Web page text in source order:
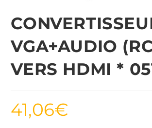
VGA+AUDIO
VERS HDMI *
41,06€